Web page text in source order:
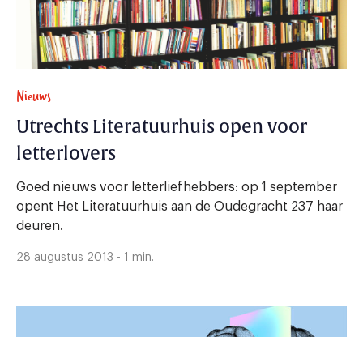
Nieuws
Utrechts Literatuurhuis open voor
letterlovers
Goed nieuws voor letterliefhebbers: op 1 september
opent Het Literatuurhuis aan de Oudegracht 237 haar
deuren.
28 augustus 2013 - 1 min.